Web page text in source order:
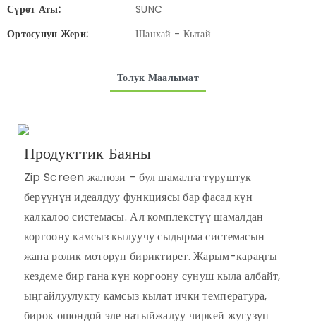
Сүрөт Аты:
SUNC
Ортосунун Жери:
Шанхай - Кытай
Толук Маалымат
Продукттик Баяны
Zip Screen жалюзи – бул шамалга туруштук
берүүнүн идеалдуу функциясы бар фасад күн
калкалоо системасы. Ал комплекстүү шамалдан
коргоону камсыз кылуучу сыдырма системасын
жана ролик моторун бириктирет. Жарым-караңгы
кездеме бир гана күн коргоону сунуш кыла албайт,
ыңгайлуулукту камсыз кылатички температура,
бирок ошондой эле натыйжалуу чиркей жугузуп